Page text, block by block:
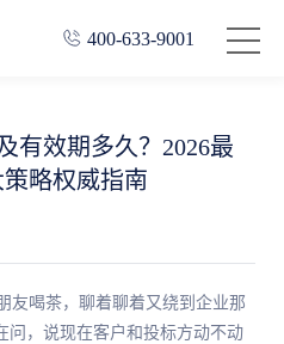
400-633-9001
有效期多久？2026最
略权威指南
友喝茶，聊着聊着又绕到企业那
问，说现在客户和投标方动不动